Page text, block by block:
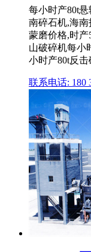
每小时产80t
南碎石机,海
蒙磨价格,时
山破碎机每小
小时产80t反击
联系电话: 180